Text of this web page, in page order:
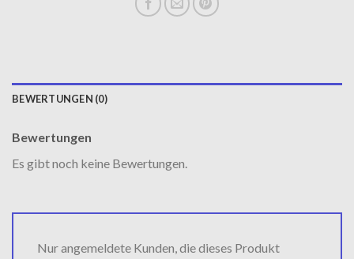
BEWERTUNGEN (0)
Bewertungen
Es gibt noch keine Bewertungen.
Nur angemeldete Kunden, die dieses Produkt